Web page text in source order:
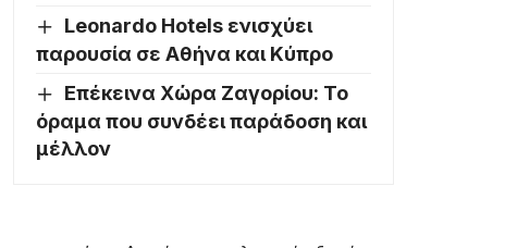
Leonardo Hotels ενισχύει
παρουσία σε Αθήνα και Κύπρο
Επέκεινα Χώρα Ζαγορίου: Το
όραμα που συνδέει παράδοση και
μέλλον